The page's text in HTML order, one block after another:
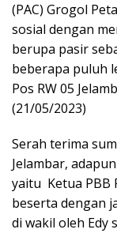
(PAC) Grogol
sosial dengan
berupa pasir
beberapa puluh
Pos RW 05
(21/05/2023)
Serah terima
Jelambar,
yaitu Ketua PBB
beserta dengan
di wakil oleh Edy